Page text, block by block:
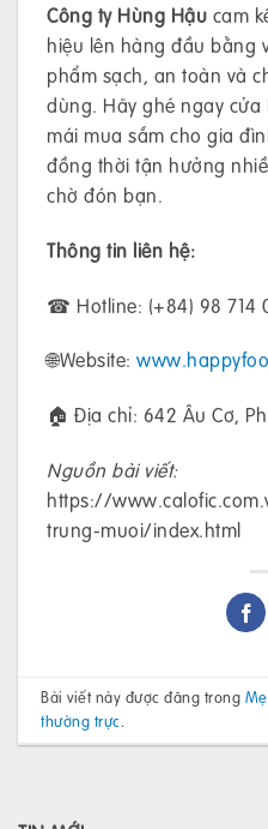
Công ty Hùng Hậu cam
hiệu lên hàng đầu bằng
phẩm sạch, an toàn và
dùng. Hãy ghé ngay
mái mua sắm cho gia
đồng thời tận hưởng
chờ đón bạn.
Thông tin liên hệ:
☎ Hotline: (+84) 98 714
🌐Website:
🏠 Địa chỉ: 642 Âu Cơ,
Nguồn bài viết:
https://
trung-muoi/index.html
Bài viết này được đăng trong
thường trực.